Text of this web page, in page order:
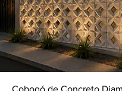
Cobogó de Concreto